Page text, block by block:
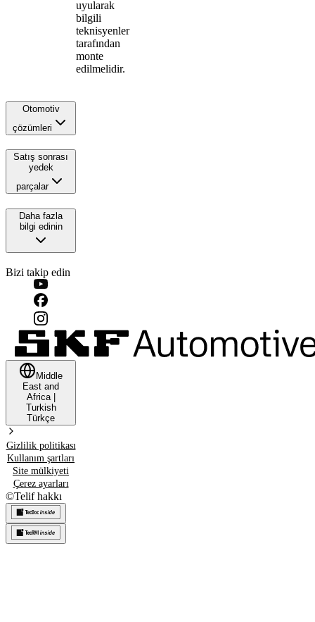
uyularak
bilgili
teknisyenler
tarafından
monte
edilmelidir.
Otomotiv
çözümleri
Satış sonrası
yedek
parçalar
Daha fazla
bilgi edinin
Bizi takip edin
Middle
East and
Africa|
Turkish
Türkçe
Gizlilik politikası
Kullanım şartları
Site mülkiyeti
Çerez ayarları
©Telif hakkı